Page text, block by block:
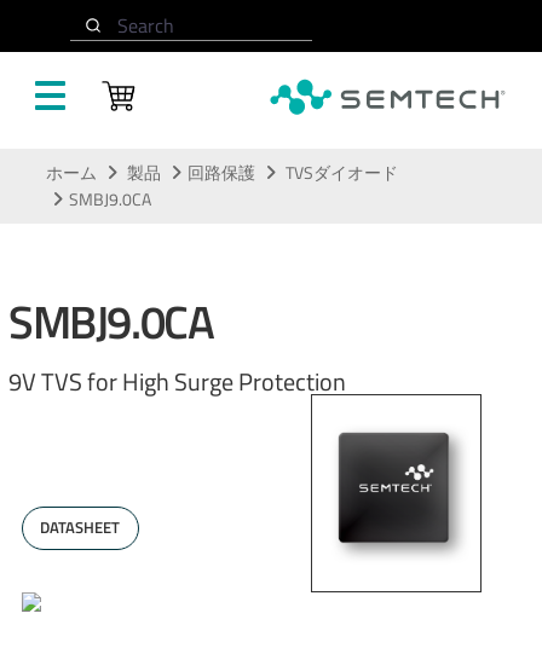
Search
ホーム 製品 回路保護
TVSダイオード
SMBJ9.0CA
SMBJ9.0CA
9V TVS for High Surge Protection
DATASHEET